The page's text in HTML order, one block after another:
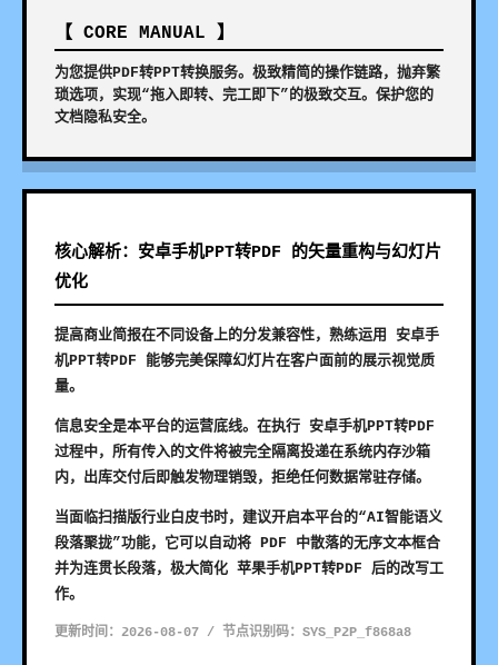
【 CORE MANUAL 】
为您提供PDF转PPT转换服务。极致精简的操作链路，抛弃繁
琐选项，实现“拖入即转、完工即下”的极致交互。保护您的
文档隐私安全。
核心解析：安卓手机PPT转PDF 的矢量重构与幻灯片
优化
提高商业简报在不同设备上的分发兼容性，熟练运用 安卓手
机PPT转PDF 能够完美保障幻灯片在客户面前的展示视觉质
量。
信息安全是本平台的运营底线。在执行 安卓手机PPT转PDF
过程中，所有传入的文件将被完全隔离投递在系统内存沙箱
内，出库交付后即触发物理销毁，拒绝任何数据常驻存储。
当面临扫描版行业白皮书时，建议开启本平台的“AI智能语义
段落聚拢”功能，它可以自动将 PDF 中散落的无序文本框合
并为连贯长段落，极大简化 苹果手机PPT转PDF 后的改写工
作。
更新时间：2026-08-07 / 节点识别码：SYS_P2P_f868a8